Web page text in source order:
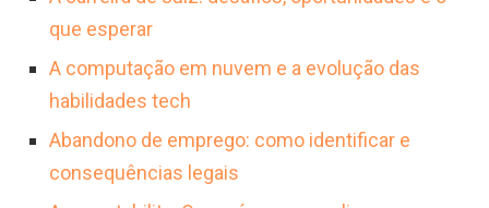
que esperar
A computação em nuvem e a evolução das
habilidades tech
Abandono de emprego: como identificar e
consequências legais